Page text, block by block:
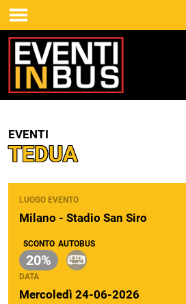
EVENTI
TEDUA
LUOGO EVENTO
Milano - Stadio San Siro
SCONTO
20%
AUTOBUS
DATA
Mercoledì 24-06-2026